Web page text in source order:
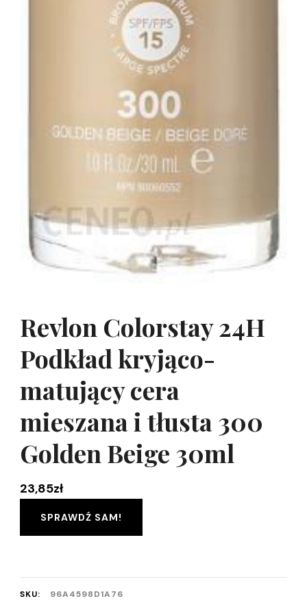
Revlon Colorstay 24H
Podkład kryjąco-
matujący cera
mieszana i tłusta 300
Golden Beige 30ml
23,85zł
SPRAWDŹ SAM!
SKU:
96A4598D1A76